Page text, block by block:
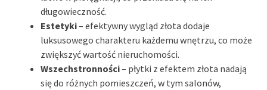
długowieczność.
Estetyki– efektywny wygląd złota dodaje
luksusowego charakteru każdemu wnętrzu, co może
zwiększyć wartość nieruchomości.
Wszechstronności– płytki z efektem złota nadają
się do różnych pomieszczeń, w tym salonów,